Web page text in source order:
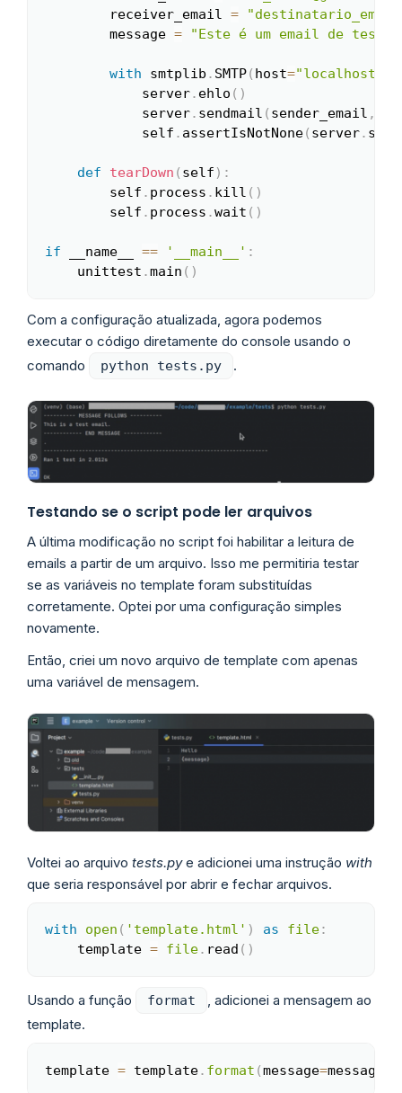
        receiver_email
=
        message
= "Este é um email de
with smtplib . SMTP( host="localhost"
            server
. ehlo ( )
            server
. sendmail ( sender_email ,
            self
. assertIsNotNone( server. sock
def tearDown ( self ) :
        self
. process . kill ( )
        self
. process .wait ( )
if __name__ == '__main__' :
    unittest
.main ( )
Com a configuração atualizada, agora podemos
executar o código diretamente do console usando o
comando
python tests.py .
Testando se o script pode ler arquivos
A última modificação no script foi habilitar a leitura de
emails a partir de um arquivo. Isso me permitiria testar
se as variáveis no template foram substituídas
corretamente. Optei por uma configuração simples
novamente.
Então, criei um novo arquivo de template com apenas
uma variável de mensagem.
Voltei ao arquivo tests.pye adicionei uma instrução with
que seria responsável por abrir e fechar arquivos.
with open ( 'template.html' ) as file:
    template
= file. read ( )
Copy
Usando a função format
, adicionei a mensagem ao
template.
template = template. format (message=message
Copy